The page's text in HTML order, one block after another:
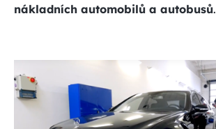
nákladních automobilů a autobusů.